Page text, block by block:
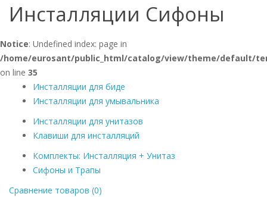
Инсталляции Сифоны
Notice: Undefined index: page in
/home/eurosant/public_html/catalog/view/theme/default/
on line 35
Инсталляции для биде
Инсталляции для умывальника
Инсталляции для унитазов
Клавиши для инсталляций
Комплекты: Инсталляция + Унитаз
Сифоны и Трапы
Сравнение товаров (0)